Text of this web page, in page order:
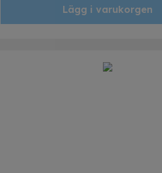
Lägg i varukorgen